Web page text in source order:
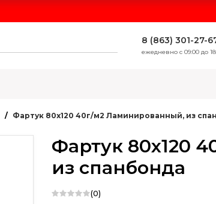
8 (863) 301-27-
ежедневно с 09:00 до
Фартук 80х120 40г/м2 Ламинированный, из
Фартук 80х120
из спанбонда
(0)